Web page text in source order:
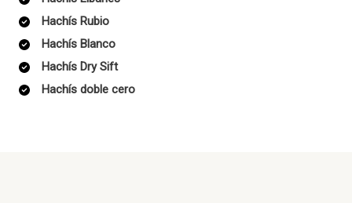
Hachís Rubio
Hachís Blanco
Hachís Dry Sift
Hachís doble cero